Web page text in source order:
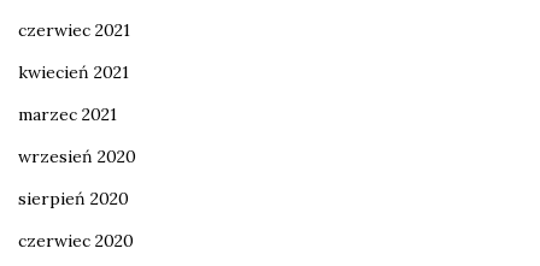
czerwiec 2021
kwiecień 2021
marzec 2021
wrzesień 2020
sierpień 2020
czerwiec 2020